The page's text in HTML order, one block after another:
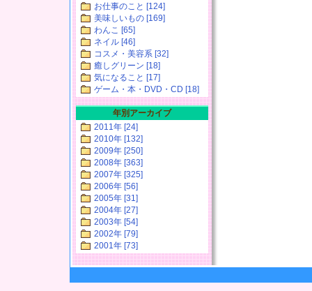
お仕事のこと [124]
美味しいもの [169]
わんこ [65]
ネイル [46]
コスメ・美容系 [32]
癒しグリーン [18]
気になること [17]
ゲーム・本・DVD・CD [18]
年別アーカイブ
2011年 [24]
2010年 [132]
2009年 [250]
2008年 [363]
2007年 [325]
2006年 [56]
2005年 [31]
2004年 [27]
2003年 [54]
2002年 [79]
2001年 [73]